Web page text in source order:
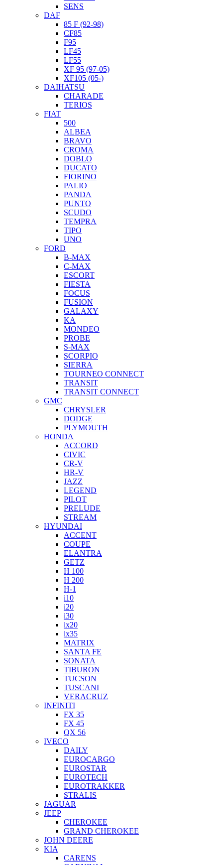
SENS
DAF
85 F (92-98)
CF85
F95
LF45
LF55
XF 95 (97-05)
XF105 (05-)
DAIHATSU
CHARADE
TERIOS
FIAT
500
ALBEA
BRAVO
CROMA
DOBLO
DUCATO
FIORINO
PALIO
PANDA
PUNTO
SCUDO
TEMPRA
TIPO
UNO
FORD
B-MAX
C-MAX
ESCORT
FIESTA
FOCUS
FUSION
GALAXY
KA
MONDEO
PROBE
S-MAX
SCORPIO
SIERRA
TOURNEO CONNECT
TRANSIT
TRANSIT CONNECT
GMC
CHRYSLER
DODGE
PLYMOUTH
HONDA
ACCORD
CIVIC
CR-V
HR-V
JAZZ
LEGEND
PILOT
PRELUDE
STREAM
HYUNDAI
ACCENT
COUPE
ELANTRA
GETZ
H 100
H 200
H-1
i10
i20
i30
ix20
ix35
MATRIX
SANTA FE
SONATA
TIBURON
TUCSON
TUSCANI
VERACRUZ
INFINITI
FX 35
FX 45
QX 56
IVECO
DAILY
EUROCARGO
EUROSTAR
EUROTECH
EUROTRAKKER
STRALIS
JAGUAR
JEEP
CHEROKEE
GRAND CHEROKEE
JOHN DEERE
KIA
CARENS